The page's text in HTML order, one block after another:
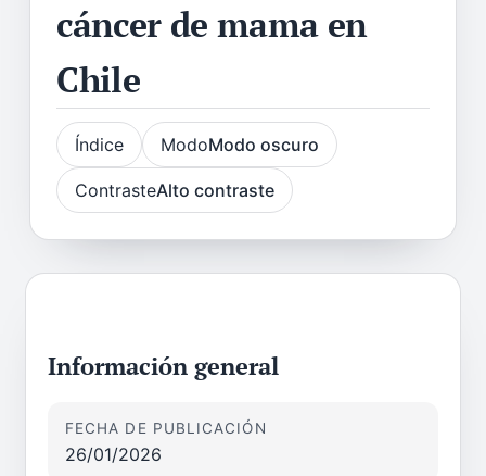
cáncer de mama en
Chile
Índice ModoModo oscuro
ContrasteAlto contraste
Información general
FECHA DE PUBLICACIÓN
26/01/2026